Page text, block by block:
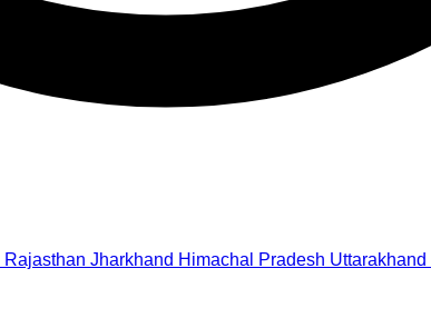
Rajasthan Jharkhand Himachal Pradesh Uttarakhand